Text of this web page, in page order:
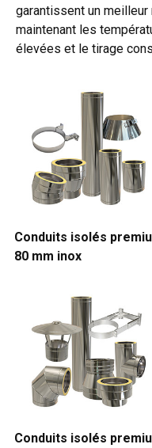
garantissent un
maintenant les
élevées et le tirage
Conduits isolés
80 mm inox
Conduits isolés